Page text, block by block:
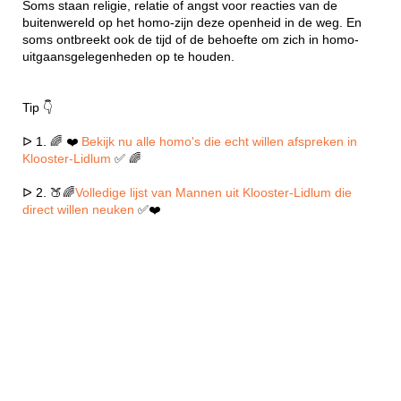
Soms staan religie, relatie of angst voor reacties van de
buitenwereld op het homo-zijn deze openheid in de weg. En
soms ontbreekt ook de tijd of de behoefte om zich in homo-
uitgaansgelegenheden op te houden.
Tip 👇
ᐅ 1. 🌈 ❤️ Bekijk nu alle homo's die echt willen afspreken in
Klooster-Lidlum ✅ 🌈
ᐅ 2. 🍑🌈Volledige lijst van Mannen uit Klooster-Lidlum die
direct willen neuken ✅❤️